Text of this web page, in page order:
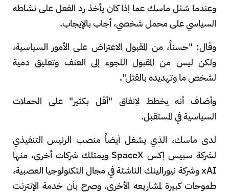
وعندما سُئل ماسك عما إذا كان يأخذ رد الفعل على نشاطه
السياسي على محمل شخصي، أجاب بالإيجاب.
وقال: "حسناً، من المقبول الاعتراض على الأمور السياسية،
ولكن ليس من المقبول اللجوء إلى العنف وتعليق دمية
لشخص ما وتهديده بالقتل".
وأضاف أنه يخطط لإنفاق "أقل بكثير" على الحملات
السياسية في المستقبل.
لدى ماسك، الذي يشغل أيضاً منصب الرئيس التنفيذي
لشركة سبيس إكس SpaceX ويمتلك شركات أخرى، منها
xAI وشركة نيورالينك الناشئة في مجال التكنولوجيا العصبية،
طموحات كبيرة لمشاريعه الأخرى. وصرح بأن خدمة الإنترنت